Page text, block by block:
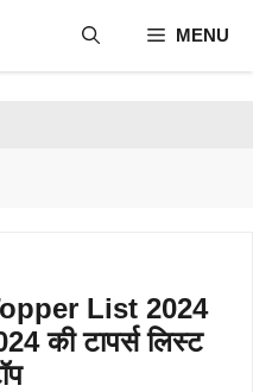
MENU
List 2024
की टापर्स लिस्ट